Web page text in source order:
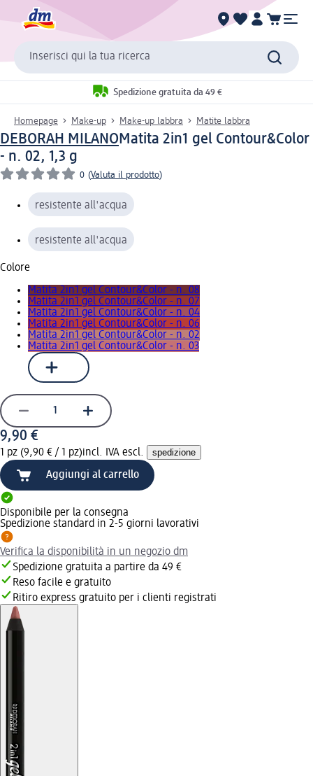
Inserisci qui la tua ricerca
Spedizione gratuita da 49 €
Homepage Make-up Make-up labbra Matite labbra
DEBORAH MILANOMatita 2in1 gel Contour&Color
- n. 02, 1,3 g
0 (Valuta il prodotto)
resistente all'acqua
resistente all'acqua
Colore
Matita 2in1 gel Contour&Color - n. 08
Matita 2in1 gel Contour&Color - n. 07
Matita 2in1 gel Contour&Color - n. 04
Matita 2in1 gel Contour&Color - n. 06
Matita 2in1 gel Contour&Color - n. 02
Matita 2in1 gel Contour&Color - n. 03
9,90 €
1 pz (9,90 € / 1 pz)incl. IVA escl. spedizione
Aggiungi al carrello
Disponibile per la consegna
Spedizione standard in 2-5 giorni lavorativi
Verifica la disponibilità in un negozio dm
Spedizione gratuita a partire da 49 €
Reso facile e gratuito
Ritiro express gratuito per i clienti registrati